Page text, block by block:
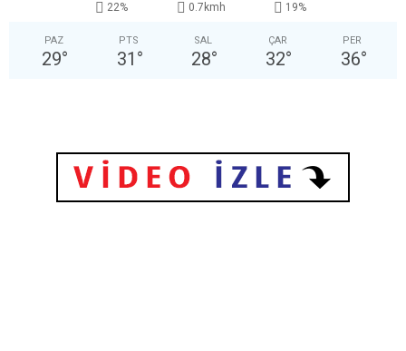
22% 0.7kmh 19%
PAZ
29°
PTS
31 °
SAL
28°
ÇAR
32°
PER
36°